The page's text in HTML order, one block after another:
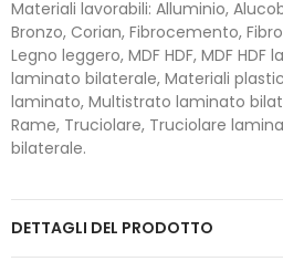
Materiali lavorabili: Alluminio,
Bronzo, Corian, Fibrocemento,
Legno leggero, MDF HDF, MDF HDF
laminato bilaterale, Materiali
laminato, Multistrato laminato
Rame, Truciolare, Truciolare
bilaterale.
DETTAGLI DEL PRODOTTO